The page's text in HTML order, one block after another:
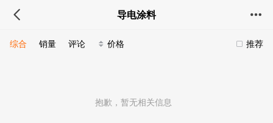
导电涂料
推荐
综合 销量 评论 价格
抱歉，暂无相关信息